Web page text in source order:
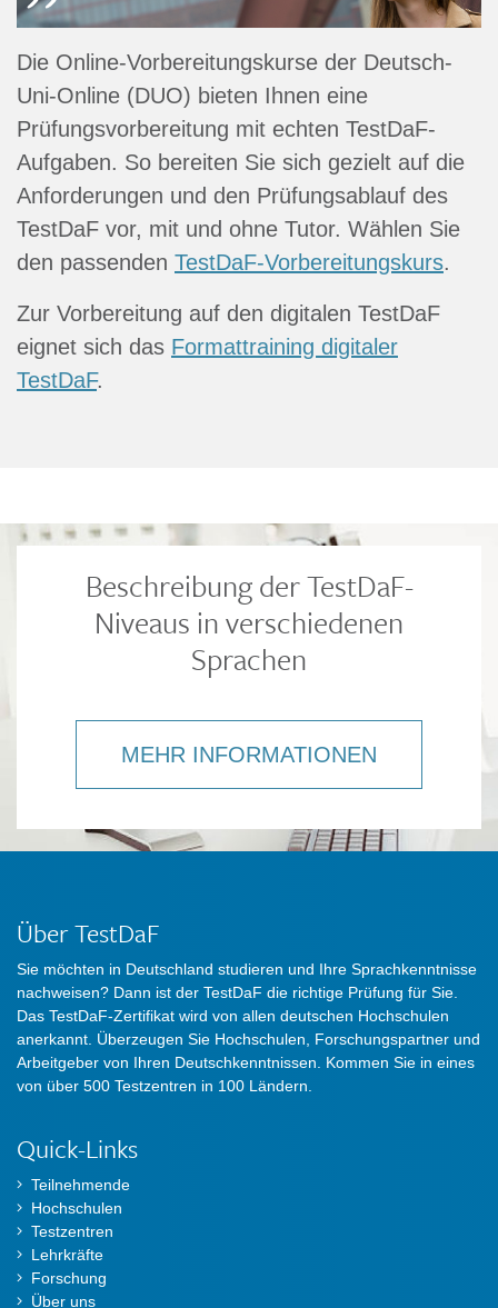
Die Online-Vorbereitungskurse der Deutsch-
Uni-Online (DUO) bieten Ihnen eine
Prüfungsvorbereitung mit echten TestDaF-
Aufgaben. So bereiten Sie sich gezielt auf die
Anforderungen und den Prüfungsablauf des
TestDaF vor, mit und ohne Tutor. Wählen Sie
den passenden TestDaF-Vorbereitungskurs.
Zur Vorbereitung auf den digitalen TestDaF
eignet sich das Formattraining digitaler
TestDaF.
Beschreibung der TestDaF-
Niveaus in verschiedenen
Sprachen
MEHR INFORMATIONEN
Über TestDaF
Sie möchten in Deutschland studieren und Ihre Sprachkenntnisse
nachweisen? Dann ist der TestDaF die richtige Prüfung für Sie.
Das TestDaF-Zertifikat wird von allen deutschen Hochschulen
anerkannt. Überzeugen Sie Hochschulen, Forschungspartner und
Arbeitgeber von Ihren Deutschkenntnissen. Kommen Sie in eines
von über 500 Testzentren in 100 Ländern.
Quick-Links
Teilnehmende
Hochschulen
Testzentren
Lehrkräfte
Forschung
Über uns